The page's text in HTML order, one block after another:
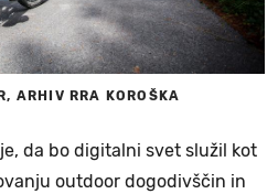
ARHIV RRA KOROŠKA
da bo digitalni svet služil kot
outdoor dogodivščin in